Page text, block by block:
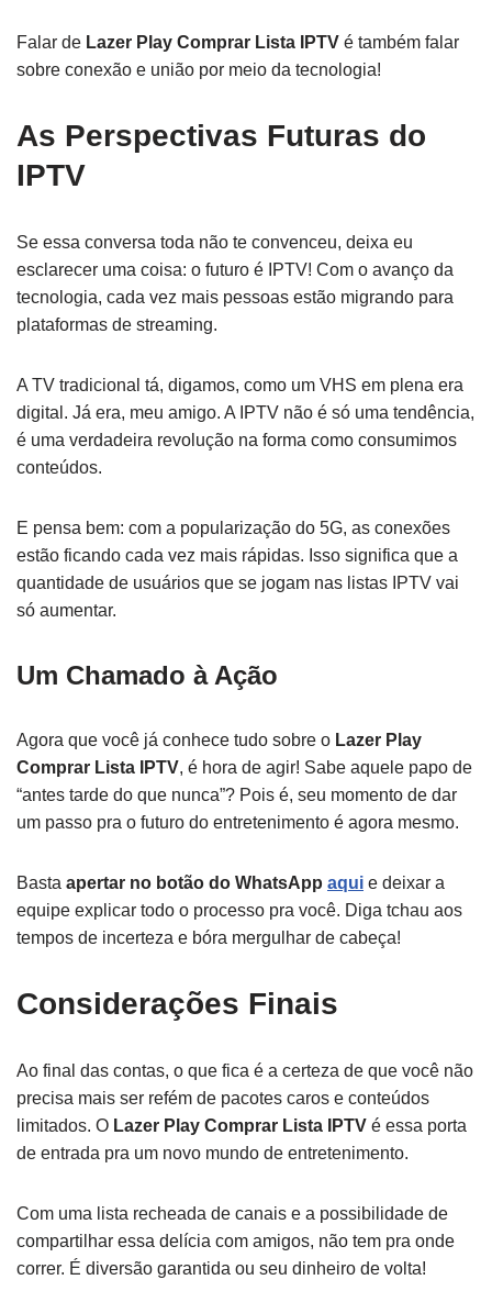
Falar de Lazer Play Comprar Lista IPTV é também falar
sobre conexão e união por meio da tecnologia!
As Perspectivas Futuras do
IPTV
Se essa conversa toda não te convenceu, deixa eu
esclarecer uma coisa: o futuro é IPTV! Com o avanço da
tecnologia, cada vez mais pessoas estão migrando para
plataformas de streaming.
A TV tradicional tá, digamos, como um VHS em plena era
digital. Já era, meu amigo. A IPTV não é só uma tendência,
é uma verdadeira revolução na forma como consumimos
conteúdos.
E pensa bem: com a popularização do 5G, as conexões
estão ficando cada vez mais rápidas. Isso significa que a
quantidade de usuários que se jogam nas listas IPTV vai
só aumentar.
Um Chamado à Ação
Agora que você já conhece tudo sobre o Lazer Play
Comprar Lista IPTV, é hora de agir! Sabe aquele papo de
“antes tarde do que nunca”? Pois é, seu momento de dar
um passo pra o futuro do entretenimento é agora mesmo.
Basta apertar no botão do WhatsApp aqui e deixar a
equipe explicar todo o processo pra você. Diga tchau aos
tempos de incerteza e bóra mergulhar de cabeça!
Considerações Finais
Ao final das contas, o que fica é a certeza de que você não
precisa mais ser refém de pacotes caros e conteúdos
limitados. O Lazer Play Comprar Lista IPTV é essa porta
de entrada pra um novo mundo de entretenimento.
Com uma lista recheada de canais e a possibilidade de
compartilhar essa delícia com amigos, não tem pra onde
correr. É diversão garantida ou seu dinheiro de volta!